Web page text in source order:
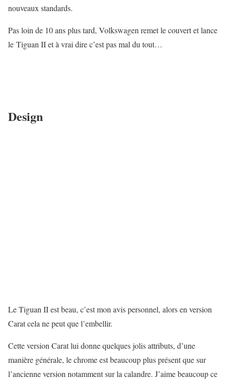
nouveaux standards.
Pas loin de 10 ans plus tard, Volkswagen remet le couvert et lance
le Tiguan II et à vrai dire c’est pas mal du tout…
Design
Le Tiguan II est beau, c’est mon avis personnel, alors en version
Carat cela ne peut que l’embellir.
Cette version Carat lui donne quelques jolis attributs, d’une
manière générale, le chrome est beaucoup plus présent que sur
l’ancienne version notamment sur la calandre. J’aime beaucoup ce